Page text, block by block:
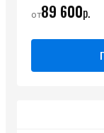
от89 600р.